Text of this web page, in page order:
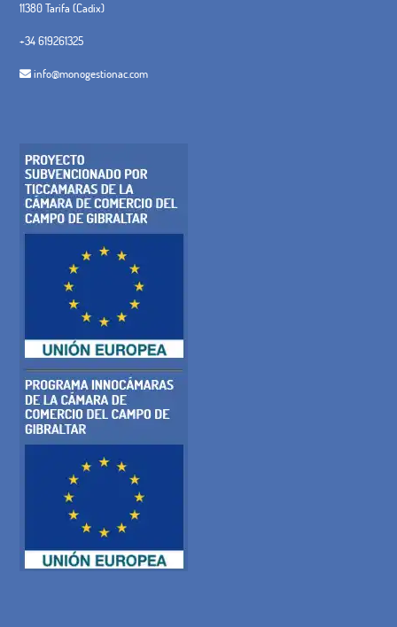
11380 Tarifa (Cadix)
+34 619261325
info@monogestionac.com